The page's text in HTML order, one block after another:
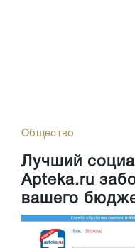
Общество
Лучший
Apteka.ru
вашего